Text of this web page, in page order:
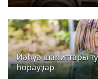
Йәһүә шаһиттары
һорауҙар